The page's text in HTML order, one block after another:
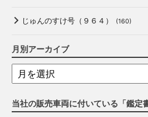
じゅんのすけ号（９６４） (160)
月別アーカイブ
当社の販売車両に付いている「鑑定